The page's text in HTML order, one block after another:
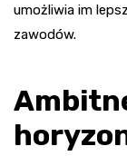
umożliwia im
zawodów.